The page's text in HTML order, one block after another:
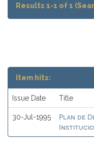
Results 1-1 of 1
Item hits:
Issue Date Title
30-Jul-1995
Plan de